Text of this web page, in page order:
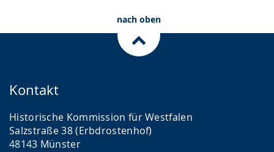
nach oben
Kontakt
Historische Kommission für Westfalen
Salzstraße 38 (Erbdrostenhof)
48143 Münster